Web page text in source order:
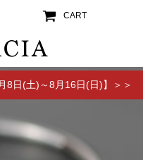
CART
8日(土)～8月16日(日)】＞＞